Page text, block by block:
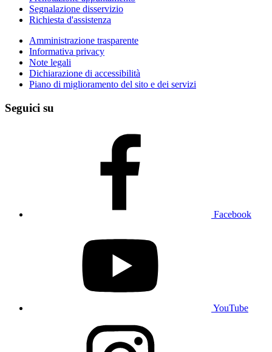
Segnalazione disservizio
Richiesta d'assistenza
Amministrazione trasparente
Informativa privacy
Note legali
Dichiarazione di accessibilità
Piano di miglioramento del sito e dei servizi
Seguici su
Facebook
YouTube